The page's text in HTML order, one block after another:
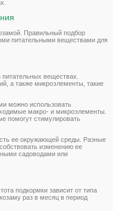
Правильный подбор
питательными веществами для
веществах.
а также микроэлементы, такие
можно использовать
макро- и микроэлементы.
помогут стимулировать
ее окружающей среды. Разные
изменению ее
садоводами или
подкормки зависит от типа
раз в месяц в период